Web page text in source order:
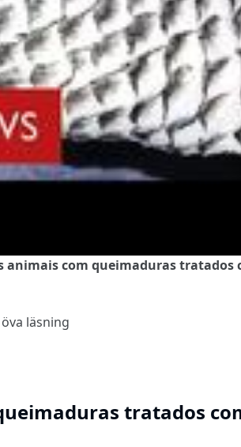
animais com queimaduras
läsning
tratados